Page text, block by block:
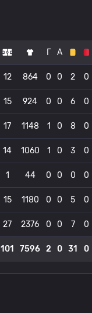
Г А
12 864 0 0 2 0
15 924 0 0 6 0
17 1148 1 0 8 0
14 1060 1 0 3 0
1 44 0 0 0 0
15 1180 0 0 5 0
27 2376 0 0 7 0
101 7596 2 0 31 0